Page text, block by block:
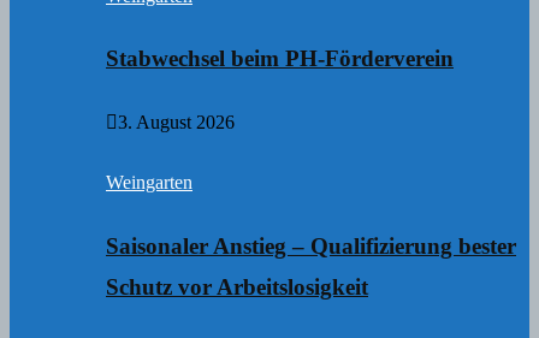
Stabwechsel beim PH-Förderverein
3. August 2026
Weingarten
Saisonaler Anstieg – Qualifizierung bester
Schutz vor Arbeitslosigkeit